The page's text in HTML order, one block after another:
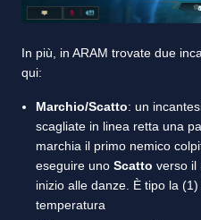
In più, in ARAM trovate due
qui:
Marchio/Scatto: un
scagliate in linea retta una
marchia il primo nemico
eseguire uno Scatto verso il
inizio alle danze. È tipo la
temperatura